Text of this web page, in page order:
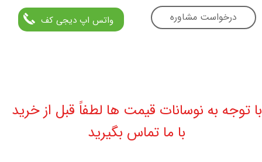
درخواست مشاوره واتس اپ دیجی کف
با توجه به نوسانات قیمت ها لطفاً قبل از خرید
با ما تماس بگیرید